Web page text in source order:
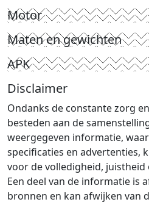
Motor
Maten en gewichten
APK
Disclaimer
Ondanks de constante zorg
besteden aan de
weergegeven informatie,
specificaties en advertenties,
voor de volledigheid,
Een deel van de informatie is
bronnen en kan afwijken van